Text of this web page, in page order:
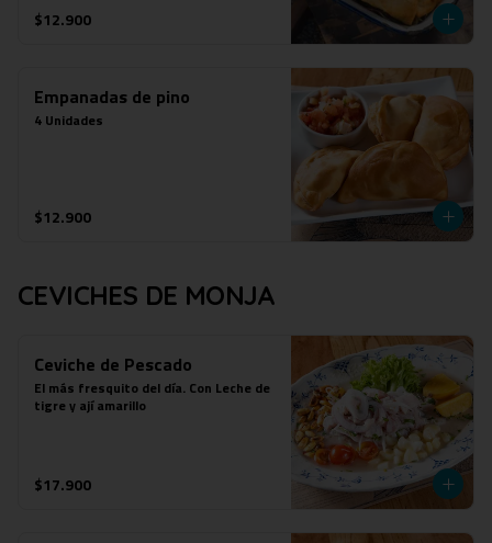
$12.900
Empanadas de pino
4 Unidades
$12.900
CEVICHES DE MONJA
Ceviche de Pescado
El más fresquito del día. Con Leche de
tigre y ají amarillo
$17.900